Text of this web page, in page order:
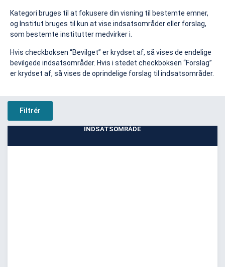
Kategori bruges til at fokusere din visning til bestemte emner,
og Institut bruges til kun at vise indsatsområder eller forslag,
som bestemte institutter medvirker i.
Hvis checkboksen “Bevilget” er krydset af, så vises de endelige
bevilgede indsatsområder. Hvis i stedet checkboksen “Forslag”
er krydset af, så vises de oprindelige forslag til indsatsområder.
Filtrér
INDSATSOMRÅDE